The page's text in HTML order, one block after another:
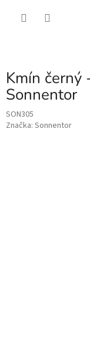
Kmín černý
Sonnentor
SON305
Značka: Sonnentor